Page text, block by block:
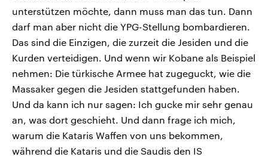
unterstützen möchte, dann muss man das tun. Dann
darf man aber nicht die YPG-Stellung bombardieren.
Das sind die Einzigen, die zurzeit die Jesiden und die
Kurden verteidigen. Und wenn wir Kobane als Beispiel
nehmen: Die türkische Armee hat zugeguckt, wie die
Massaker gegen die Jesiden stattgefunden haben.
Und da kann ich nur sagen: Ich gucke mir sehr genau
an, was dort geschieht. Und dann frage ich mich,
warum die Kataris Waffen von uns bekommen,
während die Kataris und die Saudis den IS